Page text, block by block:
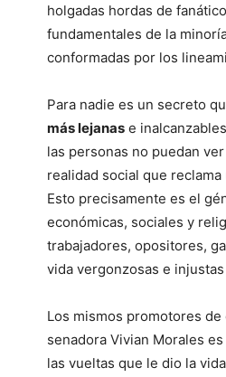
holgadas hordas de
fundamentales de la
conformadas por los
Para nadie es un secreto
más lejanas e
las personas no puedan
realidad social que
Esto precisamente es el
económicas, sociales y
trabajadores, opositores,
vida vergonzosas e
Los mismos promotores de
senadora Vivian Morales
las vueltas que le dio la